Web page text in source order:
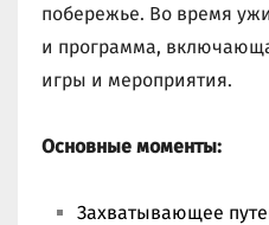
побережье. Во время
и программа,
игры и мероприятия.
Основные моменты:
Захватывающее